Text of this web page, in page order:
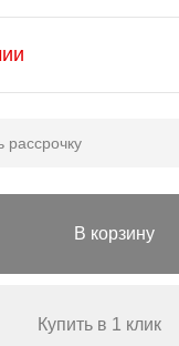
В корзину
Купить в 1 клик